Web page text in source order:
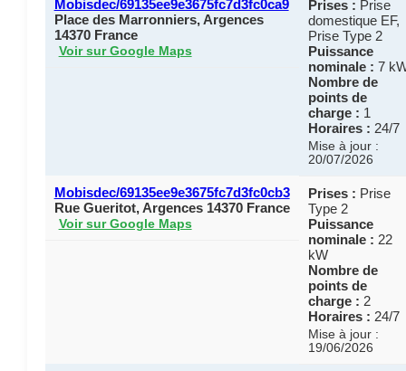
Mobisdec/69135ee9e3675fc7d3fc0ca9
Place des Marronniers, Argences
14370 France
Voir sur Google Maps
Prises : Prise
domestique EF,
Prise Type 2
Puissance
nominale : 7
Nombre de
points de
charge : 1
Horaires : 24/7
Mise à jour :
20/07/2026
Mobisdec/69135ee9e3675fc7d3fc0cb3
Rue Gueritot, Argences 14370 France
Voir sur Google Maps
Prises : Prise
Type 2
Puissance
nominale : 22
kW
Nombre de
points de
charge : 2
Horaires : 24/7
Mise à jour :
19/06/2026